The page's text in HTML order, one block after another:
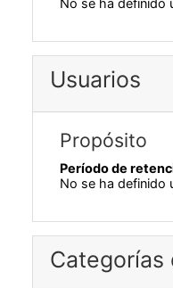
No se ha definido
Usuarios
Propósito
Período de
No se ha definido
Categorías